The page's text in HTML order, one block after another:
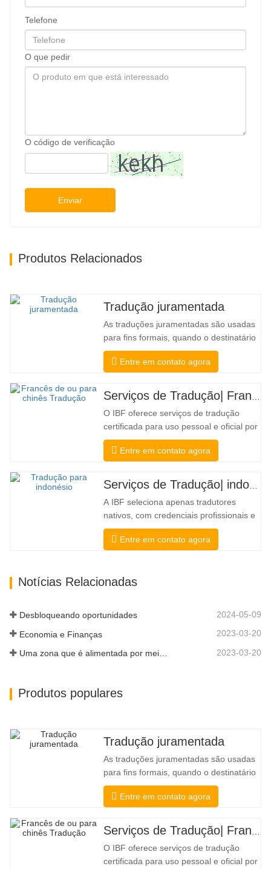
Telefone
O que pedir
O código de verificação
Enviar
Produtos Relacionados
Tradução juramentada
As traduções juramentadas são usadas
para fins formais, quando o destinatário
precisa de confirmação para confirmar a
precisão e integridade da tradução. Para
governos municipais, estaduais e
federais, esse tipo de tradução é
freqüentemente necessário. Para…
Entre em contato agora
O IBF oferece serviços de tradução
certificada para uso pessoal e oficial por
universidades, tribunais e muitos
governos locais. Nós selecione apenas
profissionais e acadêmicas
comprovadas. Antes de obter a
certificação, vamos testá-los
rigorosamente.…
Entre em contato agora
A IBF seleciona apenas tradutores
nativos, com credenciais profissionais e
acadêmicas comprovadas. Antes de
obter a certificação, vamos testá-los
acordo com os padrões de qualidade
Entre em contato agora
Notícias Relacionadas
Desbloqueando oportunidades 2024-05-09
Economia e Finanças 2023-03-20
2023-03-20
Produtos populares
Tradução juramentada
As traduções juramentadas são usadas
para fins formais, quando o destinatário
precisa de confirmação para confirmar a
precisão e integridade da tradução. Para
governos municipais, estaduais e
federais, esse tipo de tradução é
freqüentemente necessário. Para
Entre em contato agora
O IBF oferece serviços de tradução
certificada para uso pessoal e oficial por